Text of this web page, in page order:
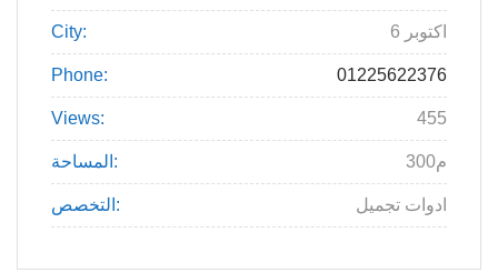
City: 6 اكتوبر
Phone: 01225622376
Views: 455
المساحة: 300م
التخصص: ادوات تجميل